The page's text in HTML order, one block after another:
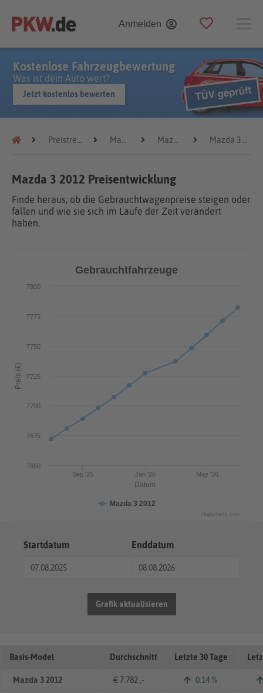
Anmelden
Kostenlose Fahrzeugbewertung
Was ist dein Auto wert?
Jetzt kostenlos bewerten
Preistrends Mazda Mazda 3 Mazda 3 2012
Mazda 3 2012 Preisentwicklung
Finde heraus, ob die Gebrauchtwagenpreise steigen oder
fallen und wie sie sich im Laufe der Zeit verändert
haben.
Datum
Preis (€)
Gebrauchtfahrzeuge
Mazda 3 2012
Jan '26
Sep '25 May '26
7650
7675
7700
7725
7750
7775
7800
Highcharts.com
Startdatum Enddatum
Grafik aktualisieren
Basis-Model Durchschnitt Letzte 30 Tage
Mazda 3 2012 € 7.782 ,- 0.14 %